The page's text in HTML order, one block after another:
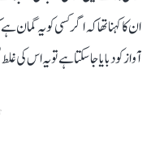
ان کا کہنا تھا کہ اگر کسی کو یہ
آواز کو دبایا جا سکتا ہے تو یہ اس کی